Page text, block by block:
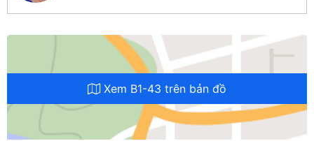
Xem B1-43 trên bản đồ